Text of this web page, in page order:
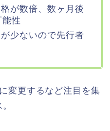
が数倍、数ヶ月後
性
少ないので先行者
変更するなど注目を集